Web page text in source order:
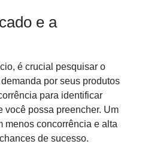
e a
é crucial pesquisar o
por seus produtos
para identificar
você possa preencher. Um
menos concorrência e alta
de sucesso.